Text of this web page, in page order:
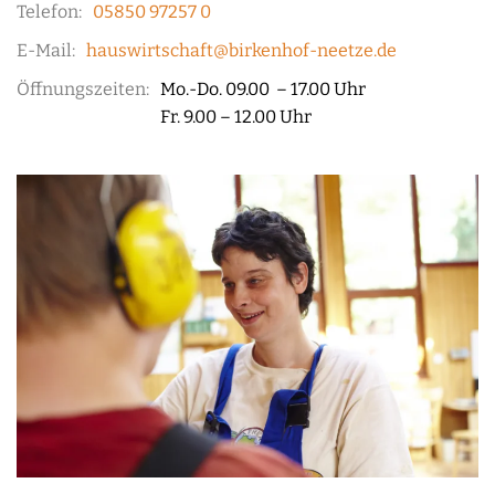
Telefon: 05850 97257 0
E-Mail: hauswirtschaft@birkenhof-neetze.de
Öffnungszeiten: Mo.-Do. 09.00 – 17.00 Uhr
Fr. 9.00 – 12.00 Uhr